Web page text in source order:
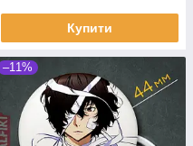
Купити
–11%